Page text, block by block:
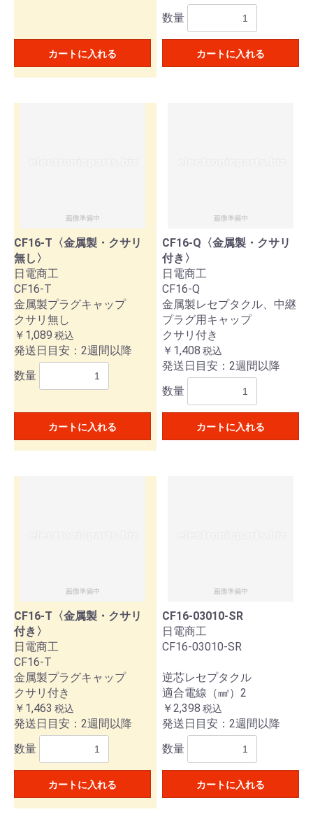
カートに入れる
数量
カートに入れる
CF16-T〈金属製・クサリ
無し〉
日電商工
CF16-T
金属製プラグキャップ
クサリ無し
￥1,089 税込
発送日目安：2週間以降
数量
カートに入れる
CF16-Q〈金属製・クサリ
付き〉
日電商工
CF16-Q
金属製レセプタクル、中継
プラグ用キャップ
クサリ付き
￥1,408 税込
発送日目安：2週間以降
数量
カートに入れる
CF16-T〈金属製・クサリ
付き〉
日電商工
CF16-T
金属製プラグキャップ
クサリ付き
￥1,463 税込
発送日目安：2週間以降
数量
カートに入れる
CF16-03010-SR
日電商工
CF16-03010-SR
逆芯レセプタクル
適合電線（㎟）2
￥2,398 税込
発送日目安：2週間以降
数量
カートに入れる